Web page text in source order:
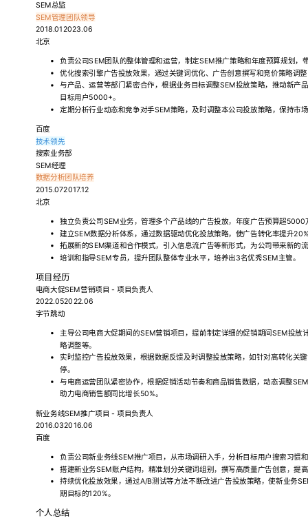
SEM总监
SEM管理 团队领导
2018.012023.06
北京
负责公司SEM团队的整体管理和运营，制定SEM推广策略和年度预算规划，
优化搜索引擎广告投放效果，通过关键词优化、广告创意撰写和竞价策略调
与产品、运营等部门紧密合作，根据业务目标调整SEM投放策略，推动新产
目标用户5000+。
定期分析行业动态和竞争对手SEM策略，及时调整本公司投放策略，保持市
百度
技术领先
搜索业务部
SEM经理
数据分析团队培养
2015.072017.12
北京
独立负责公司SEM业务，管理多个产品线的广告投放，年度广告预算超5000
建立SEM数据分析体系，通过数据驱动优化投放策略，使广告转化率提升
拓展新的SEM渠道和合作模式，引入信息流广告等新形式，为公司带来新的
培训和指导SEM专员，提升团队整体专业水平，培养出3名优秀SEM主管。
项目经历
电商大促SEM营销项目 - 项目负责人
2022.052022.06
字节跳动
主导公司电商大促期间的SEM营销项目，提前制定详细的促销期间SEM投放
略调整等。
实时监控广告投放效果，根据数据反馈及时调整投放策略，如针对高转化关
停。
与电商运营团队紧密协作，根据促销活动节奏和商品销售数据，动态调整
助力电商销售额同比增长50%。
新业务线SEM推广项目 - 项目负责人
2016.032016.06
百度
负责公司新业务线SEM推广项目，从市场调研入手，分析目标用户搜索习惯
搭建新业务SEM账户结构，精准划分关键词组别，撰写高质量广告创意，提
持续优化投放效果，通过A/B测试等方法不断改进广告投放策略，使新业务
期目标的120%。
个人总结